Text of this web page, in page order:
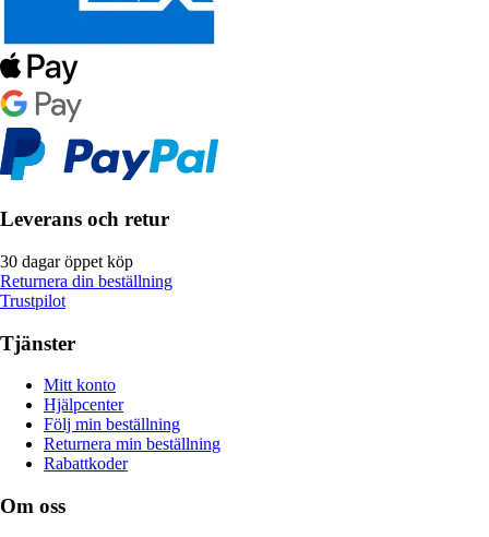
Leverans och retur
30 dagar öppet köp
Returnera din beställning
Trustpilot
Tjänster
Mitt konto
Hjälpcenter
Följ min beställning
Returnera min beställning
Rabattkoder
Om oss